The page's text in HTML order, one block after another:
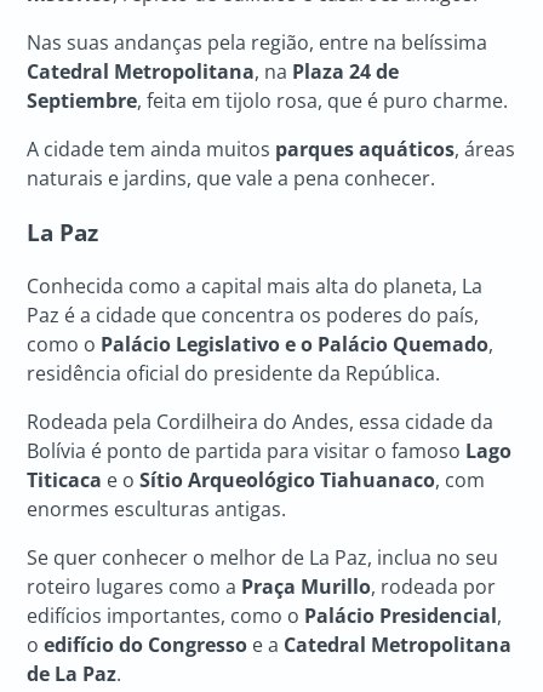
Nas suas andanças pela região, entre na belíssima
Catedral Metropolitana, na Plaza 24 de
Septiembre, feita em tijolo rosa, que é puro charme.
A cidade tem ainda muitos parques aquáticos, áreas
naturais e jardins, que vale a pena conhecer.
La Paz
Conhecida como a capital mais alta do planeta, La
Paz é a cidade que concentra os poderes do país,
como o Palácio Legislativo e o Palácio Quemado,
residência oficial do presidente da República.
Rodeada pela Cordilheira do Andes, essa cidade da
Bolívia é ponto de partida para visitar o famoso Lago
Titicaca e oSítio Arqueológico Tiahuanaco, com
enormes esculturas antigas.
Se quer conhecer o melhor de La Paz, inclua no seu
roteiro lugares como a Praça Murillo, rodeada por
edifícios importantes, como o Palácio Presidencial,
oedifício do Congresso e a Catedral Metropolitana
de La Paz.